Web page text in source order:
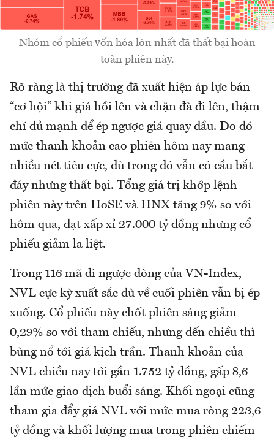
Nhóm cổ phiếu vốn hóa lớn nhất đã thất bại hoàn
toàn phiên này.
Rõ ràng là thị trường đã xuất hiện áp lực bán
“cơ hội” khi giá hồi lên và chặn đà đi lên, thậm
chí đủ mạnh để ép ngược giá quay đầu. Do đó
mức thanh khoản cao phiên hôm nay mang
nhiều nét tiêu cực, dù trong đó vẫn có cầu bắt
đáy nhưng thất bại. Tổng giá trị khớp lệnh
phiên này trên HoSE và HNX tăng 9% so với
hôm qua, đạt xấp xỉ 27.000 tỷ đồng nhưng cổ
phiếu giảm la liệt.
Trong 116 mã đi ngược dòng của VN-Index,
NVL cực kỳ xuất sắc dù về cuối phiên vẫn bị ép
xuống. Cổ phiếu này chốt phiên sáng giảm
0,29% so với tham chiếu, nhưng đến chiều thì
bùng nổ tới giá kịch trần. Thanh khoản của
NVL chiều nay tới gần 1.752 tỷ đồng, gấp 8,6
lần mức giao dịch buổi sáng. Khối ngoại cũng
tham gia đẩy giá NVL với mức mua ròng 223,6
tỷ đồng và khối lượng mua trong phiên chiếm